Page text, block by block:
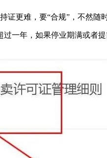
更难，要“合规”，不然随
一年，如果停业期满或者